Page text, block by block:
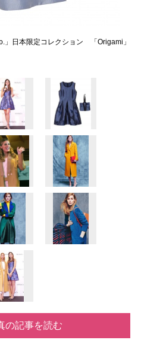
」日本限定コレクション 「Origami」
の記事を読む